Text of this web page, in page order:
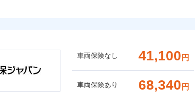
車両保険なし 41,100 円
車両保険あり 68,340 円